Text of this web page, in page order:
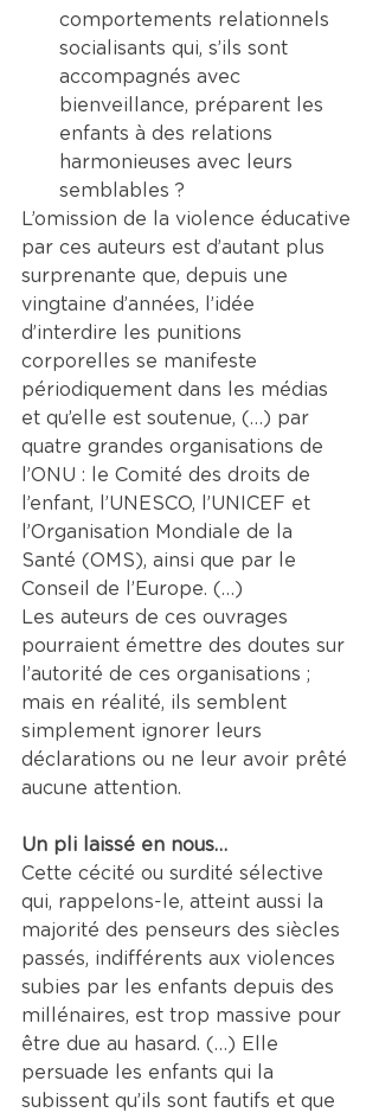
comportements relationnels
socialisants qui, s’ils sont
accompagnés avec
bienveillance, préparent les
enfants à des relations
harmonieuses avec leurs
semblables ?
L’omission de la violence éducative
par ces auteurs est d’autant plus
surprenante que, depuis une
vingtaine d’années, l’idée
d’interdire les punitions
corporelles se manifeste
périodiquement dans les médias
et qu’elle est soutenue, (…) par
quatre grandes organisations de
l’ONU : le Comité des droits de
l’enfant, l’UNESCO, l’UNICEF et
l’Organisation Mondiale de la
Santé (OMS), ainsi que par le
Conseil de l’Europe. (…)
Les auteurs de ces ouvrages
pourraient émettre des doutes sur
l’autorité de ces organisations ;
mais en réalité, ils semblent
simplement ignorer leurs
déclarations ou ne leur avoir prêté
aucune attention.
Un pli laissé en nous…
Cette cécité ou surdité sélective
qui, rappelons-le, atteint aussi la
majorité des penseurs des siècles
passés, indifférents aux violences
subies par les enfants depuis des
millénaires, est trop massive pour
être due au hasard. (…) Elle
persuade les enfants qui la
subissent qu’ils sont fautifs et que